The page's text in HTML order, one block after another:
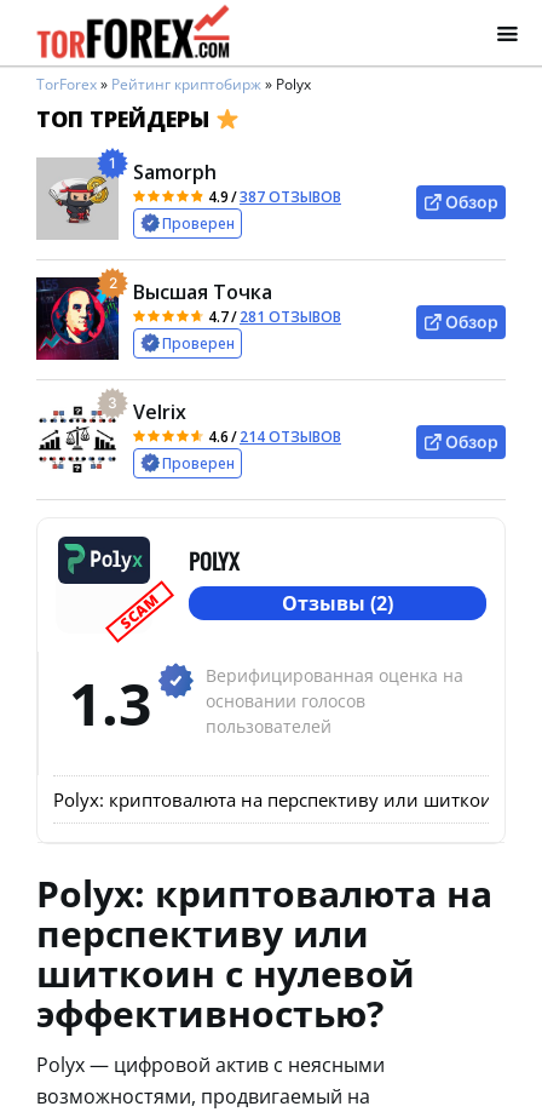
TorForex» Рейтинг криптобирж» Polyx
ТОП ТРЕЙДЕРЫ
1 Samorph
4.9/387 ОТЗЫВОВ
Проверен
Обзор
2 Высшая Точка
4.7/281 ОТЗЫВОВ
Проверен
Обзор
3 Velrix
4.6/214 ОТЗЫВОВ
Проверен
Обзор
SCAM
POLYX
Отзывы (2)
1.3
Верифицированная оценка на
основании голосов
пользователей
Polyx: криптовалюта на перспективу или шиткоин с
Polyx: криптовалюта на
перспективу или
шиткоин с нулевой
эффективностью?
Polyx — цифровой актив с неясными
возможностями, продвигаемый на